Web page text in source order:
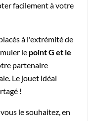
facilement à votre
à l'extrémité de
le point G et le
partenaire
Le jouet idéal
!
le souhaitez, en